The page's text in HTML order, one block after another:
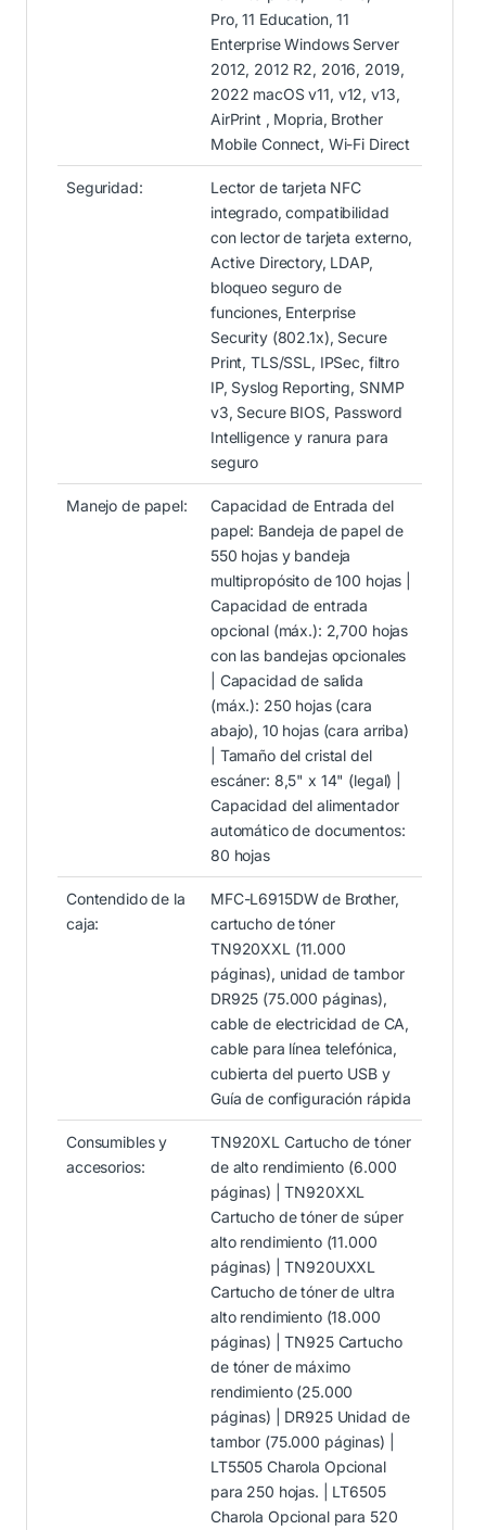
Pro, 11 Education, 11
Enterprise Windows Server
2012, 2012 R2, 2016, 2019,
2022 macOS v11, v12, v13,
AirPrint , Mopria, Brother
Mobile Connect, Wi-Fi Direct
Seguridad:
Lector de tarjeta NFC
integrado, compatibilidad
con lector de tarjeta externo,
Active Directory, LDAP,
bloqueo seguro de
funciones, Enterprise
Security (802.1x), Secure
Print, TLS/SSL, IPSec, filtro
IP, Syslog Reporting, SNMP
v3, Secure BIOS, Password
Intelligence y ranura para
seguro
Manejo de papel:
Capacidad de Entrada del
papel: Bandeja de papel de
550 hojas y bandeja
multipropósito de 100 hojas |
Capacidad de entrada
opcional (máx.): 2,700 hojas
con las bandejas opcionales
| Capacidad de salida
(máx.): 250 hojas (cara
abajo), 10 hojas (cara arriba)
| Tamaño del cristal del
escáner: 8,5" x 14" (legal) |
Capacidad del alimentador
automático de documentos:
80 hojas
Contendido de la
caja:
MFC-L6915DW de Brother,
cartucho de tóner
TN920XXL (11.000
páginas), unidad de tambor
DR925 (75.000 páginas),
cable de electricidad de CA,
cable para línea telefónica,
cubierta del puerto USB y
Guía de configuración rápida
Consumibles y
accesorios:
TN920XL Cartucho de tóner
de alto rendimiento (6.000
páginas) | TN920XXL
Cartucho de tóner de súper
alto rendimiento (11.000
páginas) | TN920UXXL
Cartucho de tóner de ultra
alto rendimiento (18.000
páginas) | TN925 Cartucho
de tóner de máximo
rendimiento (25.000
páginas) | DR925 Unidad de
tambor (75.000 páginas) |
LT5505 Charola Opcional
para 250 hojas. | LT6505
Charola Opcional para 520